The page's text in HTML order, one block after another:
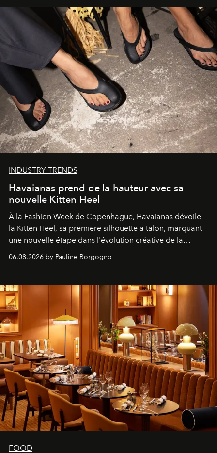
INDUSTRY TRENDS
Havaianas prend de la hauteur avec sa
nouvelle Kitten Heel
À la Fashion Week de Copenhague, Havaianas dévoile
la Kitten Heel, sa première silhouette à talon, marquant
une nouvelle étape dans l'évolution créative de la
06.08.2026 by Pauline Borgogno
FOOD